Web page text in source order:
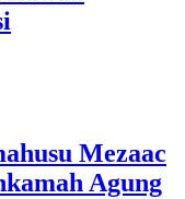
Mezaac
Agung